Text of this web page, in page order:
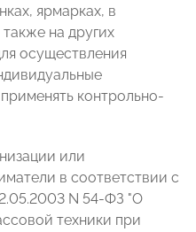
ярмарках, в
на других
осуществления
контрольно-
или
в соответствии с
N 54-ФЗ "О
техники при